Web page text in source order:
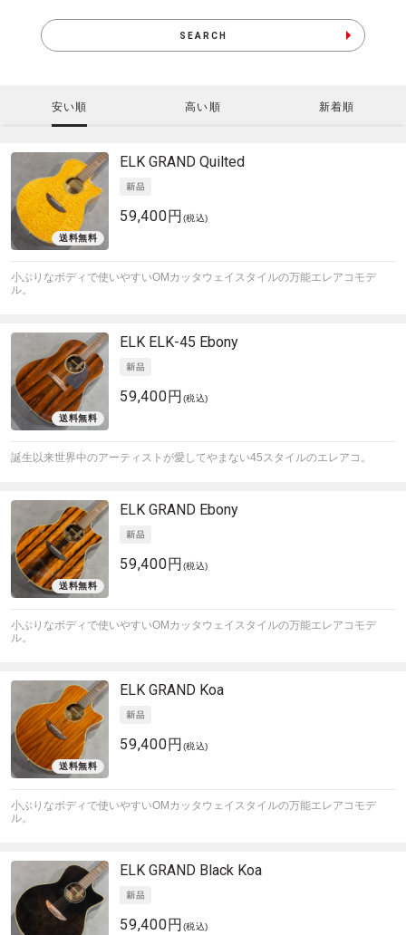
SEARCH
安い順 高い順 新着順
ELK GRAND Quilted
59,400円 (税込)
小ぶりなボディで使いやすいOMカッタウェイスタイルの万能エレアコモデ
ル。
ELK ELK-45 Ebony
59,400円 (税込)
誕生以来世界中のアーティストが愛してやまない45スタイルのエレアコ。
ELK GRAND Ebony
59,400円 (税込)
小ぶりなボディで使いやすいOMカッタウェイスタイルの万能エレアコモデ
ル。
ELK GRAND Koa
59,400円 (税込)
小ぶりなボディで使いやすいOMカッタウェイスタイルの万能エレアコモデ
ル。
ELK GRAND Black Koa
59,400円 (税込)